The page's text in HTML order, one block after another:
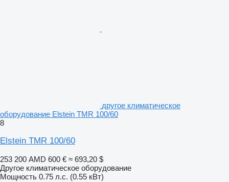
другое климатическое
оборудование Elstein TMR 100/60
8
Elstein TMR 100/60
253 200 AMD 600 € ≈ 693,20 $
Другое климатическое оборудование
Мощность 0.75 л.с. (0.55 кВт)